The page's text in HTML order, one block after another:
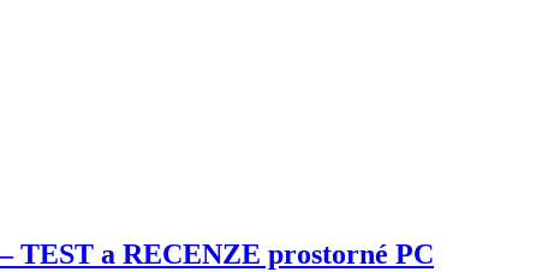
TEST a RECENZE prostorné PC